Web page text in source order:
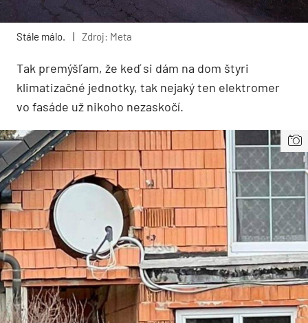
Stále málo. | Zdroj: Meta
Tak premýšľam, že keď si dám na dom štyri
klimatizačné jednotky, tak nejaký ten elektromer
vo fasáde už nikoho nezaskočí.